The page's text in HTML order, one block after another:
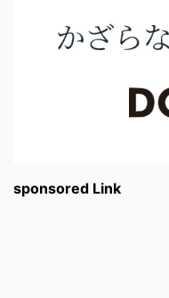
sponsored Link